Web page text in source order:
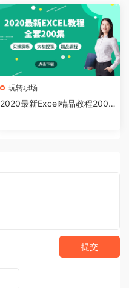
玩转职场
2020最新Excel精品教程200
提交